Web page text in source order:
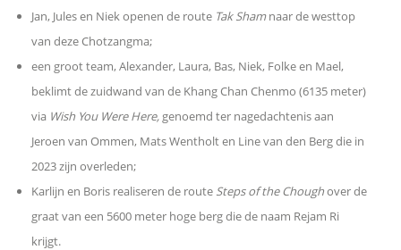
e
n
p
L
Jan, Jules en Niek openen de route Tak Shamnaar de westtop
van deze Chotzangma;
een groot team, Alexander, Laura, Bas, Niek, Folke en Mael,
beklimt de zuidwand van de Khang Chan Chenmo (6135 meter)
via Wish You Were Here, genoemd ter nagedachtenis aan
Jeroen van Ommen, Mats Wentholt en Line van den Berg die in
2023 zijn overleden;
Karlijn en Boris realiseren de route Steps of the Choughover de
graat van een 5600 meter hoge berg die de naam Rejam Ri
krijgt.